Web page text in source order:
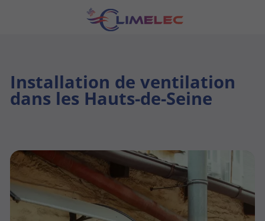
Installation de ventilation
dans les Hauts-de-Seine